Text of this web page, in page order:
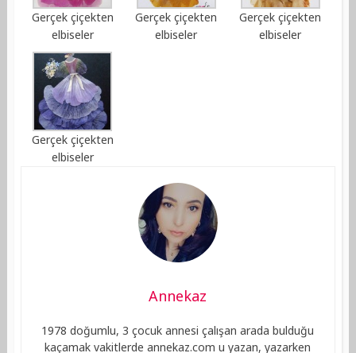
Gerçek çiçekten
elbiseler
Gerçek çiçekten
elbiseler
Gerçek çiçekten
elbiseler
Gerçek çiçekten
elbiseler
Annekaz
1978 doğumlu, 3 çocuk annesi çalışan arada bulduğu
kaçamak vakitlerde annekaz.com u yazan, yazarken